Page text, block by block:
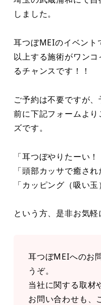
しました。
耳つぼMEIのイベント
以上する施術がワン
るチャンスです！！
ご予約は不要ですが
前に下記フォームよ
ズです。
「耳つぼやりたーい
「頭部カッサで癒され
「カッピング（吸い玉
という方、是非お気軽
耳つぼMEIへのお
うぞ。
当社に関する取材
お問い合わせも、